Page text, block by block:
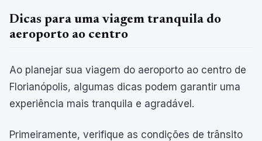
Dicas para uma viagem tranquila do
aeroporto ao centro
Ao planejar sua viagem do aeroporto ao centro de
Florianópolis, algumas dicas podem garantir uma
experiência mais tranquila e agradável.
Primeiramente, verifique as condições de trânsito